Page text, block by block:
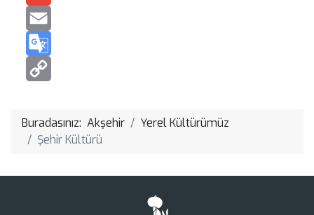
Link
Buradasınız: Akşehir
Yerel Kültürümüz
Şehir Kültürü